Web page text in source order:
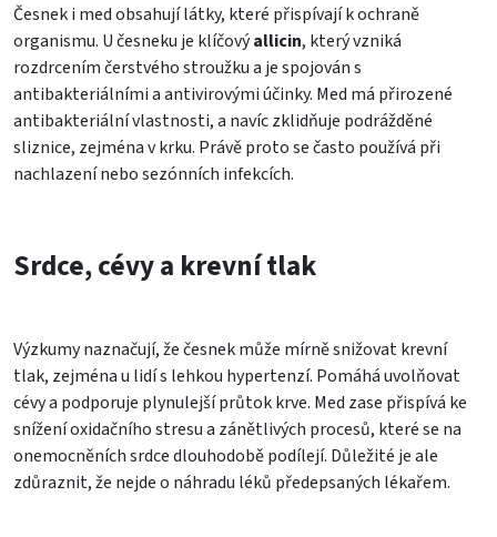
Česnek i med obsahují látky, které přispívají k ochraně
organismu. U česneku je klíčovýallicin, který vzniká
rozdrcením čerstvého stroužku a je spojován s
antibakteriálními a antivirovými účinky. Med má přirozené
antibakteriální vlastnosti, a navíc zklidňuje podrážděné
sliznice, zejména v krku. Právě proto se často používá při
nachlazení nebo sezónních infekcích.
Srdce, cévy a krevní tlak
Výzkumy naznačují, že česnek může mírně snižovat krevní
tlak, zejména u lidí s lehkou hypertenzí. Pomáhá uvolňovat
cévy a podporuje plynulejší průtok krve. Med zase přispívá ke
snížení oxidačního stresu a zánětlivých procesů, které se na
onemocněních srdce dlouhodobě podílejí. Důležité je ale
zdůraznit, že nejde o náhradu léků předepsaných lékařem.